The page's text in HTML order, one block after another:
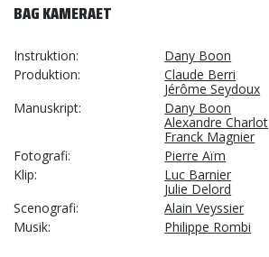
BAG KAMERAET
Instruktion
Dany Boon
Produktion
Claude Berri
Jérôme Seydoux
Manuskript
Dany Boon
Alexandre Charlot
Franck Magnier
Fotografi
Pierre Aïm
Klip
Luc Barnier
Julie Delord
Scenografi
Alain Veyssier
Musik
Philippe Rombi